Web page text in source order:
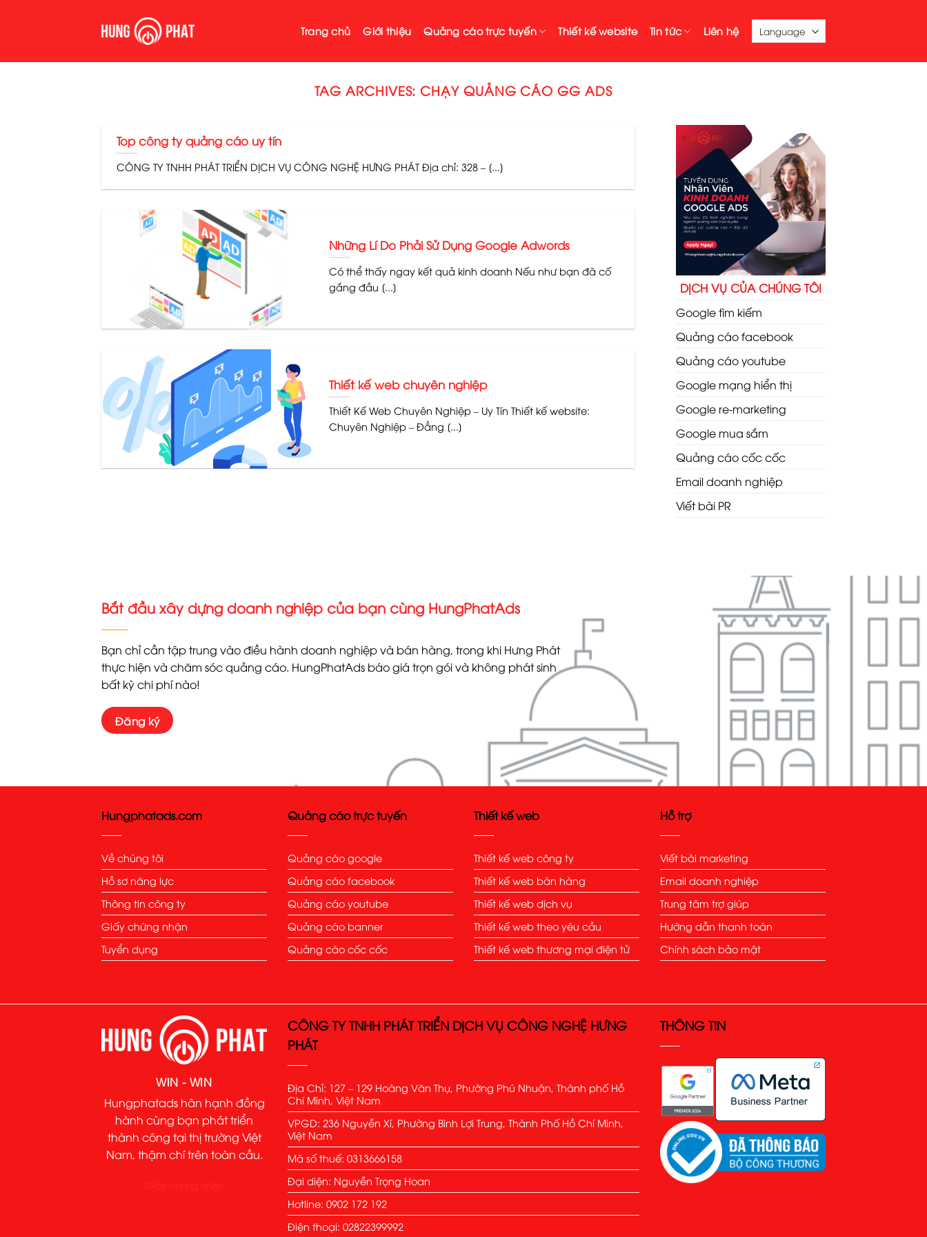
Trang chủ Giới thiệu Quảng cáo trực tuyến Thiết kế website Tin tức Liên hệ
TAG ARCHIVES:CHẠY QUẢNG CÁO GG ADS
Top công ty quảng cáo uy tín
CÔNG TY TNHH PHÁT TRIỂN DỊCH VỤ CÔNG NGHỆ HƯNG PHÁT Địa chỉ: 328 – [...]
Những Lí Do Phải Sử Dụng Google Adwords
Có thể thấy ngay kết quả kinh doanh Nếu như bạn đã cố
gắng đầu [...]
Thiết kế web chuyên nghiệp
Thiết Kế Web Chuyên Nghiệp – Uy Tín Thiết kế website:
Chuyên Nghiệp – Đẳng [...]
DỊCH VỤ CỦA CHÚNG TÔI
Google tìm kiếm
Quảng cáo facebook
Quảng cáo youtube
Google mạng hiển thị
Google re-marketing
Google mua sắm
Quảng cáo cốc cốc
Email doanh nghiệp
Viết bài PR
Bắt đầu xây dựng doanh nghiệp của bạn cùng HungPhatAds
Bạn chỉ cần tập trung vào điều hành doanh nghiệp và bán hàng, trong khi Hưng Phát
thực hiện và chăm sóc quảng cáo. HungPhatAds báo giá trọn gói và không phát sinh
bất kỳ chi phí nào!
Đăng ký
Hungphatads.com
Về chúng tôi
Hồ sơ năng lực
Thông tin công ty
Giấy chứng nhận
Tuyển dụng
Quảng cáo trực tuyến
Quảng cáo google
Quảng cáo facebook
Quảng cáo youtube
Quảng cáo banner
Quảng cáo cốc cốc
Thiết kế web
Thiết kế web công ty
Thiết kế web bán hàng
Thiết kế web dịch vụ
Thiết kế web theo yêu cầu
Thiết kế web thương mại điện tử
Hỗ trợ
Viết bài marketing
Email doanh nghiệp
Trung tâm trợ giúp
Hướng dẫn thanh toán
Chính sách bảo mật
WIN - WIN
Hungphatads hân hạnh đồng
hành cùng bạn phát triển
thành công tại thị trường Việt
Nam, thậm chí trên toàn cầu.
CÔNG TY TNHH PHÁT TRIỂN DỊCH VỤ CÔNG NGHỆ HƯNG
PHÁT
Địa Chỉ: 127 – 129 Hoàng Văn Thụ, Phường Phú Nhuận, Thành phố Hồ
Chí Minh, Việt Nam
VPGD: 236 Nguyễn Xí, Phường Bình Lợi Trung, Thành Phố Hồ Chí Minh,
Việt Nam
Mã số thuế: 0313666158
Đại diện: Nguyễn Trọng Hoan
Hotline: 0902 172 192
Điện thoại: 02822399992
THÔNG TIN